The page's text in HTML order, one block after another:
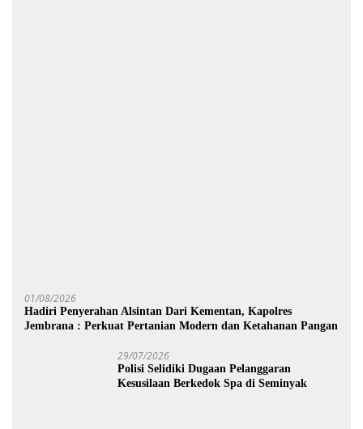
01/08/2026
Hadiri Penyerahan Alsintan Dari Kementan, Kapolres
Jembrana : Perkuat Pertanian Modern dan Ketahanan Pangan
29/07/2026
Polisi Selidiki Dugaan Pelanggaran
Kesusilaan Berkedok Spa di Seminyak